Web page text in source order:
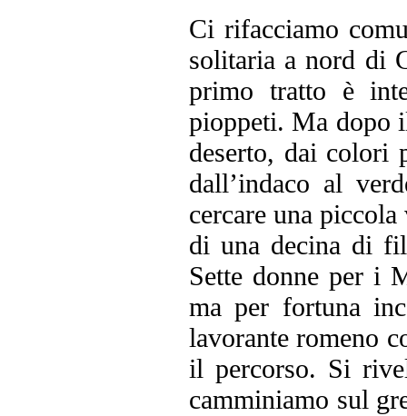
Ci rifacciamo
solitaria a nord di
primo tratto è
pioppeti. Ma dopo
deserto, dai colori
dall’indaco al
cercare una
di una decina di
Sette donne per i
ma per fortuna
lavorante romeno
il percorso. Si
camminiamo sul